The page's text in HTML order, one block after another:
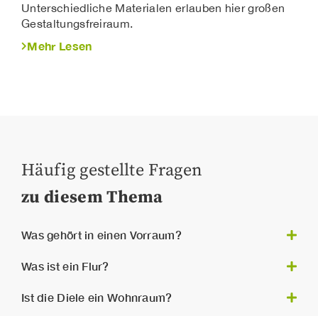
Unterschiedliche Materialen erlauben hier großen
Gestaltungsfreiraum.
Mehr Lesen
Häufig gestellte Fragen
zu diesem Thema
Was gehört in einen Vorraum?
In einen Vorraum gehören eine Garderobe,
Mäntel, Hüte etc., eine Ablage oder
Was ist ein Flur?
Der Flur ist einVerbindungsraum
Ist die Diele ein Wohnraum?